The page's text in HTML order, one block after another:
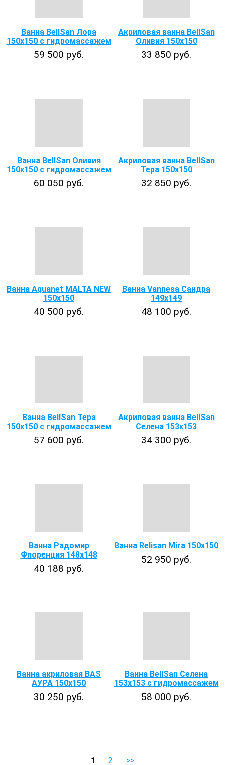
Ванна BellSan Лора
150х150 с гидромассажем
59 500 руб.
Акриловая ванна BellSan
Оливия 150х150
33 850 руб.
Ванна BellSan Оливия
150x150 с гидромассажем
60 050 руб.
Акриловая ванна BellSan
Тера 150x150
32 850 руб.
Ванна Aquanet MALTA NEW
150х150
40 500 руб.
Ванна Vannesa Сандра
149x149
48 100 руб.
Ванна BellSan Тера
150x150 с гидромассажем
57 600 руб.
Акриловая ванна BellSan
Селена 153х153
34 300 руб.
Ванна Радомир
Флоренция 148x148
40 188 руб.
Ванна Relisan Mira 150х150
52 950 руб.
Ванна акриловая BAS
АУРА 150х150
30 250 руб.
Ванна BellSan Селена
153x153 с гидромассажем
58 000 руб.
1 2 >>